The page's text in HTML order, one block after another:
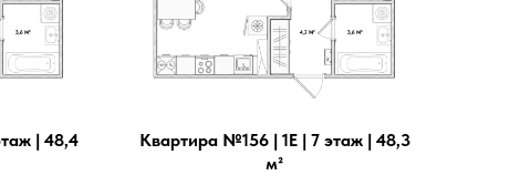
| 48,4
Квартира №156 | 1Е | 7 этаж | 48,3
м²